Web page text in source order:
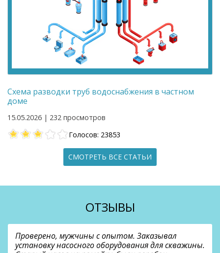
Схема разводки труб водоснабжения в частном
доме
15.05.2026 | 232 просмотров
Голосов: 23853
СМОТРЕТЬ ВСЕ СТАТЬИ
ОТЗЫВЫ
Проверено, мужчины с опытом. Заказывал
установку насосного оборудования для скважины.